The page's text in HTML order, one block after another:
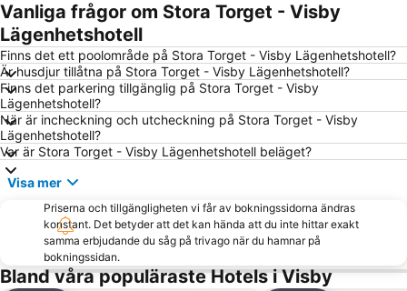
Vanliga frågor om Stora Torget - Visby
Lägenhetshotell
Finns det ett poolområde på Stora Torget - Visby Lägenhetshotell?
Är husdjur tillåtna på Stora Torget - Visby Lägenhetshotell?
Finns det parkering tillgänglig på Stora Torget - Visby
Lägenhetshotell?
När är incheckning och utcheckning på Stora Torget - Visby
Lägenhetshotell?
Var är Stora Torget - Visby Lägenhetshotell beläget?
Visa mer
Priserna och tillgängligheten vi får av bokningssidorna ändras
konstant. Det betyder att det kan hända att du inte hittar exakt
samma erbjudande du såg på trivago när du hamnar på
bokningssidan.
Bland våra populäraste Hotels i Visby